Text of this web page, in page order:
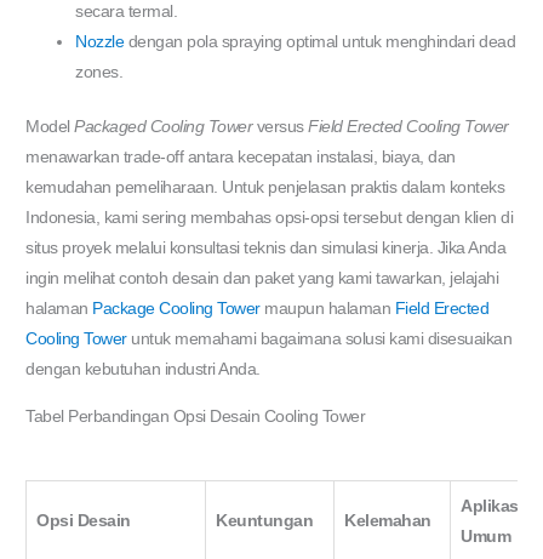
secara termal.
Nozzledengan pola spraying optimal untuk menghindari dead
zones.
ModelPackaged Cooling TowerversusField Erected Cooling Tower
menawarkan trade-off antara kecepatan instalasi, biaya, dan
kemudahan pemeliharaan. Untuk penjelasan praktis dalam konteks
Indonesia, kami sering membahas opsi-opsi tersebut dengan klien di
situs proyek melalui konsultasi teknis dan simulasi kinerja. Jika Anda
ingin melihat contoh desain dan paket yang kami tawarkan, jelajahi
halaman Package Cooling Towermaupun halaman Field Erected
Cooling Toweruntuk memahami bagaimana solusi kami disesuaikan
dengan kebutuhan industri Anda.
Tabel Perbandingan Opsi Desain Cooling Tower
Opsi Desain Keuntungan Kelemahan
Aplikasi
Umum